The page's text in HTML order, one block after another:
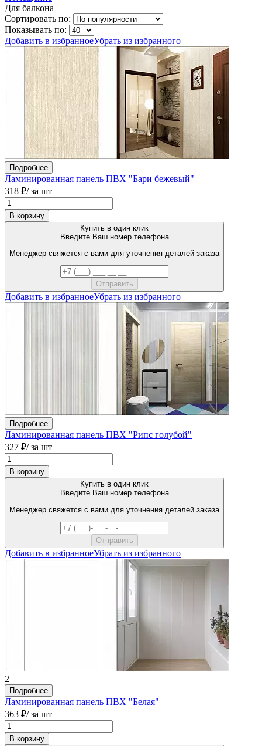
Для балкона
Сортировать по:
Показывать по:
Добавить в избранноеУбрать из избранного
Подробнее
Ламинированная панель ПВХ "Бари бежевый"
318 ₽/ за шт
В корзину
Купить в один клик
Введите Ваш номер телефона
Менеджер свяжется с вами для уточнения деталей заказа
Добавить в избранноеУбрать из избранного
Подробнее
Ламинированная панель ПВХ "Рипс голубой"
327 ₽/ за шт
В корзину
Купить в один клик
Введите Ваш номер телефона
Менеджер свяжется с вами для уточнения деталей заказа
Добавить в избранноеУбрать из избранного
2
Подробнее
Ламинированная панель ПВХ "Белая"
363 ₽/ за шт
В корзину